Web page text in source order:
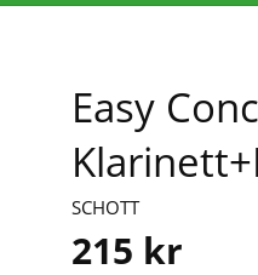
Easy
SCHOTT
215 kr